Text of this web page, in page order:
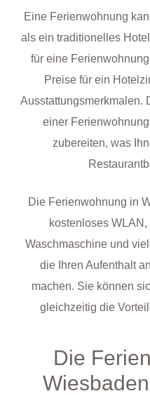
Eine Ferienwohnung
als ein traditionelles
für eine
Preise für ein
Ausstattungsmerkmalen.
einer
zubereiten, was
Die Ferienwohnung in
kostenloses
Waschmaschine und
die Ihren Aufenthalt
machen. Sie können
gleichzeitig die
Die